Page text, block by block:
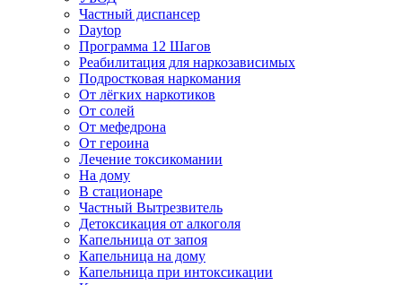
Частный диспансер
Daytop
Программа 12 Шагов
Реабилитация для наркозависимых
Подростковая наркомания
От лёгких наркотиков
От солей
От мефедрона
От героина
Лечение токсикомании
На дому
В стационаре
Частный Вытрезвитель
Детоксикация от алкоголя
Капельница от запоя
Капельница на дому
Капельница при интоксикации